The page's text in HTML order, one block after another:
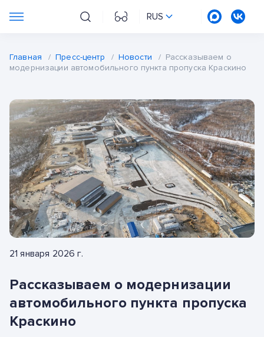
RUS
Главная / Пресс-центр / Новости / Рассказываем о
модернизации автомобильного пункта пропуска Краскино
21 января 2026 г.
Рассказываем о модернизации
автомобильного пункта пропуска
Краскино